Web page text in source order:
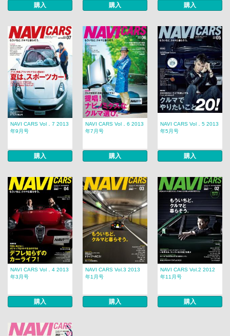
購入 購入 購入
NAVI CARS Vol．7 2013
年9月号
購入
NAVI CARS Vol．6 2013
年7月号
購入
NAVI CARS Vol．5 2013
年5月号
購入
NAVI CARS Vol．4 2013
年3月号
購入
NAVI CARS Vol.3 2013
年1月号
購入
NAVI CARS Vol.2 2012
年11月号
購入